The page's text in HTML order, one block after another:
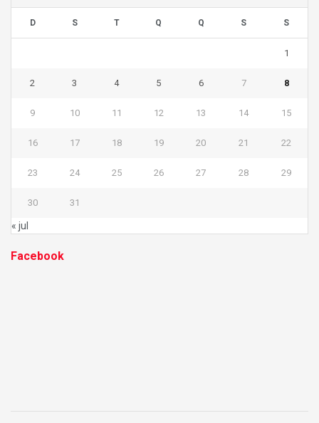
D S T Q Q S S
1
2 3 4 5 6 7 8
9 10 11 12 13 14 15
16 17 18 19 20 21 22
23 24 25 26 27 28 29
30 31
« jul
Facebook